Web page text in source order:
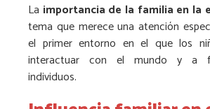
La importancia de la familia en la
tema que merece una atención
el primer entorno en el que los
interactuar con el mundo y a
individuos.